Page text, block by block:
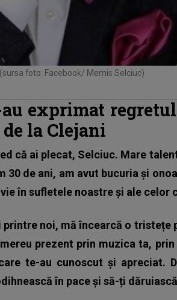
(sursa foto: Facebook/ Memis Selciuc)
exprimat
la Clejani
că ai plecat, Selciuc. Mare
30 de ani, am avut bucuria și
în sufletele noastre și ale celor
noi, mă încearcă o tristețe
prezent prin muzica ta,
te-au cunoscut și apreciat.
în pace și să-ți